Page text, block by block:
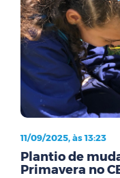
11/09/2025, às 13:23
Plantio de
Primavera no